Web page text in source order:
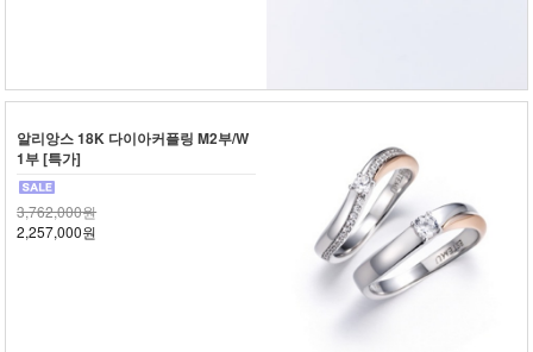
알리앙스 18K 다이아커플링 M2부/W
1부 [특가]
3,762,000원
2,257,000원